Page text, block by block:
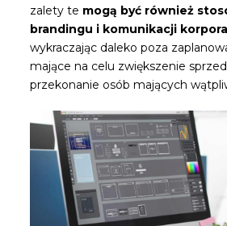
zalety te mogą być również
brandingu i komunikacji
wykraczając daleko poza
mające na celu zwiększenie
przekonanie osób mających